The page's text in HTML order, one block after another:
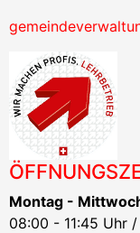
Montag -
08:00 - 11:45 Uhr /